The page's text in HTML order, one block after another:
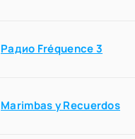
Радио Fréquence 3
Marimbas y Recuerdos